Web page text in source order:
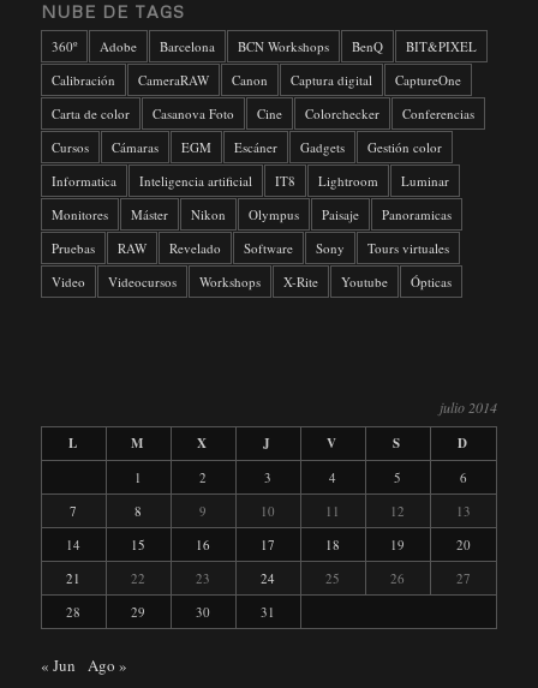
NUBE DE TAGS
360º Adobe Barcelona BCN Workshops BenQ
BIT&PIXEL
Calibración
CameraRAW Canon Captura digital
CaptureOne
Carta de color
Casanova Foto Cine Colorchecker
Conferencias
Cursos
Cámaras EGM Escáner Gadgets
Gestión color
Informatica
Inteligencia artificial IT8 Lightroom
Luminar
Monitores
Máster Nikon Olympus Paisaje
Panoramicas
Pruebas
RAW Revelado Software Sony
Tours virtuales
Video
Videocursos Workshops X-Rite Youtube Ópticas
julio 2014
L
M X J V S D
1 2 3 4 5
6
7
8 9 10 11 12
13
14
15 16 17 18 19
20
21
22 23 24 25 26
27
28
29 30 31
« Jun Ago »